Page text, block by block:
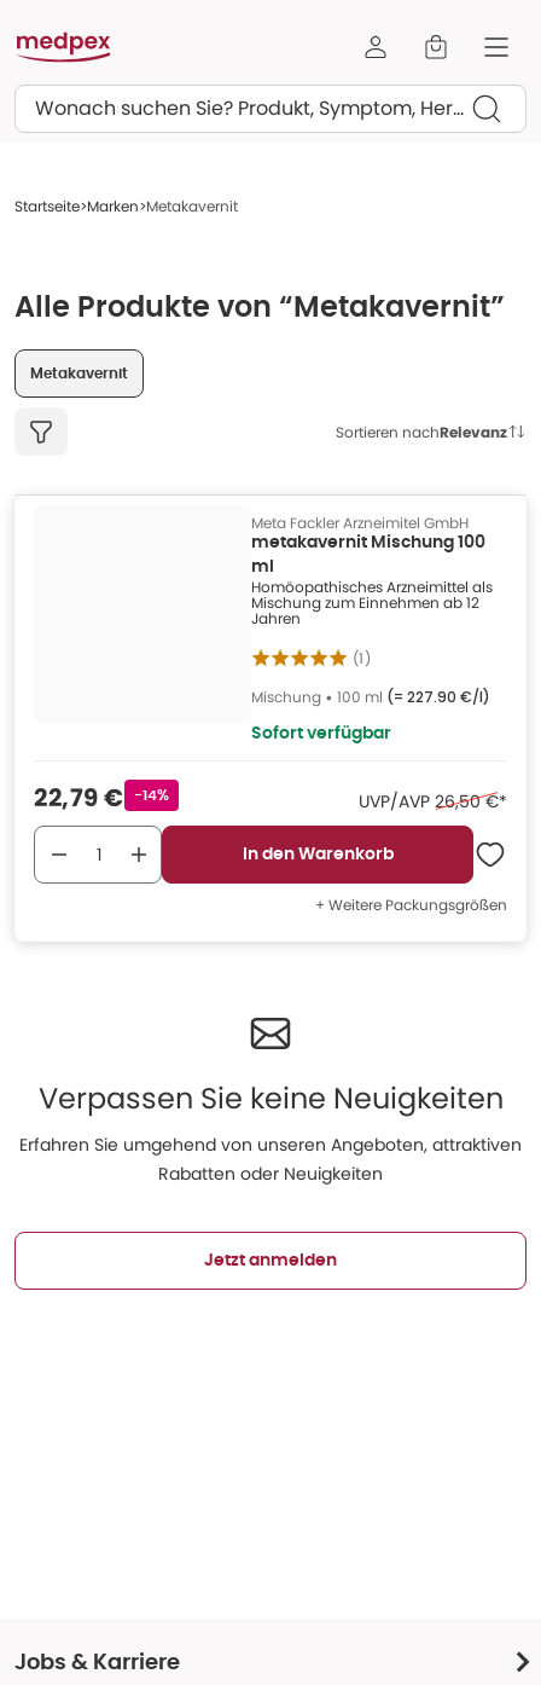
Suchen
Startseite Marken Metakavernit
Alle Produkte von “Metakavernit”
Metakavernit
Sortieren nachRelevanz
Meta Fackler Arzneimitel GmbH
metakavernit Mischung 100
ml
Homöopathisches Arzneimittel als
Mischung zum Einnehmen ab 12
Jahren
(1)
Mischung • 100 ml (= 227.90 €/l)
Sofort verfügbar
Verkaufspreis
22,79 € Rabattstempel
-14% UVP/AVP Ehemaliger
26,50 €*
In den Warenkorb
+ Weitere Packungsgrößen
Verpassen Sie keine Neuigkeiten
Erfahren Sie umgehend von unseren Angeboten, attraktiven
Rabatten oder Neuigkeiten
Jetzt anmelden
Jobs & Karriere